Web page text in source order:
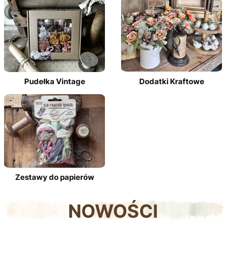
Pudełka Vintage Dodatki Kraftowe
Zestawy do papierów
NOWOŚCI